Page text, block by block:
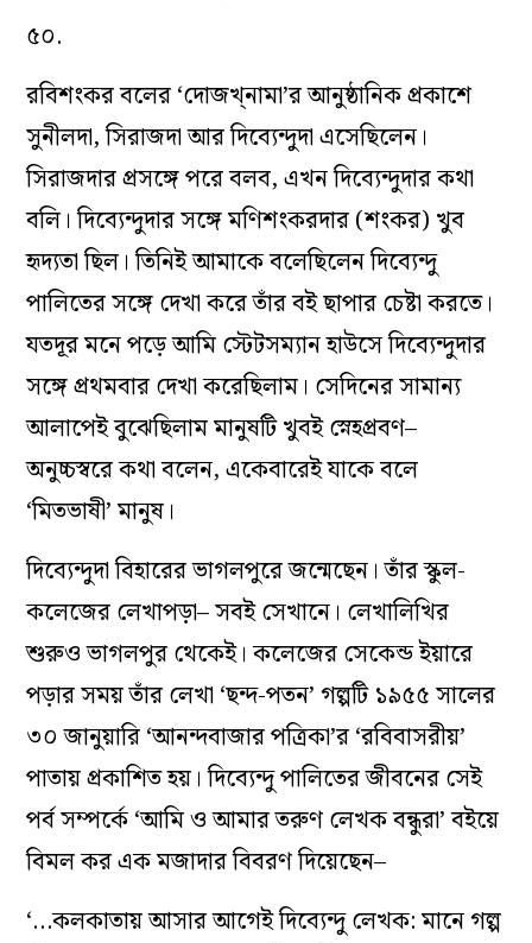
৫০.
রবিশংকর বলের ‘দোজখ্‌নামা’র আনুষ্ঠানিক প্রকাশে
সুনীলদা, সিরাজদা আর দিব্যেন্দুদা এসেছিলেন।
সিরাজদার প্রসঙ্গে পরে বলব, এখন দিব্যেন্দুদার কথা
বলি। দিব্যেন্দুদার সঙ্গে মণিশংকরদার (শংকর) খুব
হৃদ্যতা ছিল। তিনিই আমাকে বলেছিলেন দিব্যেন্দু
পালিতের সঙ্গে দেখা করে তাঁর বই ছাপার চেষ্টা করতে।
যতদূর মনে পড়ে আমি স্টেটসম্যান হাউসে দিব্যেন্দুদার
সঙ্গে প্রথমবার দেখা করেছিলাম। সেদিনের সামান্য
আলাপেই বুঝেছিলাম মানুষটি খুবই স্নেহপ্রবণ–
অনুচ্চস্বরে কথা বলেন, একেবারেই যাকে বলে
‘মিতভাষী’ মানুষ।
দিব্যেন্দুদা বিহারের ভাগলপুরে জন্মেছেন। তাঁর স্কুল-
কলেজের লেখাপড়া– সবই সেখানে। লেখালিখির
শুরুও ভাগলপুর থেকেই। কলেজের সেকেন্ড ইয়ারে
পড়ার সময় তাঁর লেখা ‘ছন্দ-পতন’ গল্পটি ১৯৫৫ সালের
৩০ জানুয়ারি ‘আনন্দবাজার পত্রিকা’র ‘রবিবাসরীয়’
পাতায় প্রকাশিত হয়। দিব্যেন্দু পালিতের জীবনের সেই
পর্ব সম্পর্কে ‘আমি ও আমার তরুণ লেখক বন্ধুরা’ বইয়ে
বিমল কর এক মজাদার বিবরণ দিয়েছেন–
‘…কলকাতায় আসার আগেই দিব্যেন্দু লেখক: মানে গল্প